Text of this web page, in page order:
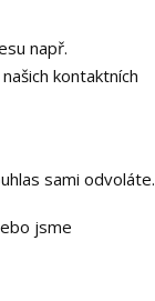
např.
kontaktních
sami odvoláte.
jsme